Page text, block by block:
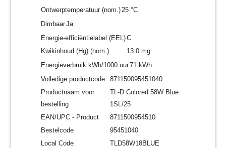
Ontwerptemperatuur (nom.) 25 °C
DimbaarJa
Energie-efficiëntielabel (EEL)C
Kwikinhoud (Hg) (nom.)
13.0 mg
Energieverbruik kWh/1000 uur71 kWh
Volledige productcode
871150095451040
Productnaam voor
bestelling
TL-D Colored 58W Blue
1SL/25
EAN/UPC - Product
8711500954510
Bestelcode
95451040
Local Code
TLD58W18BLUE